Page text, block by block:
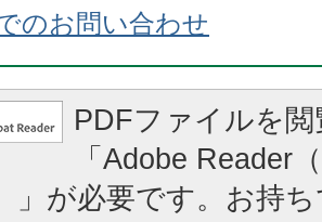
のお問い合わせ
PDFファイルを
「Adobe Reader
」が必要です。お持